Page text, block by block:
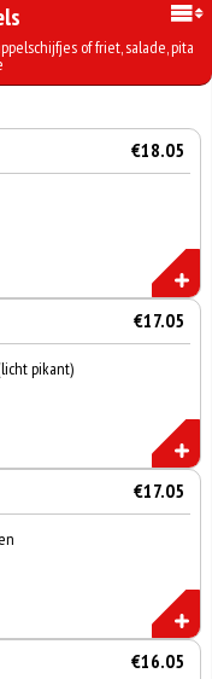
of friet, salade, pita
€18.05
€17.05
pikant)
€17.05
€16.05